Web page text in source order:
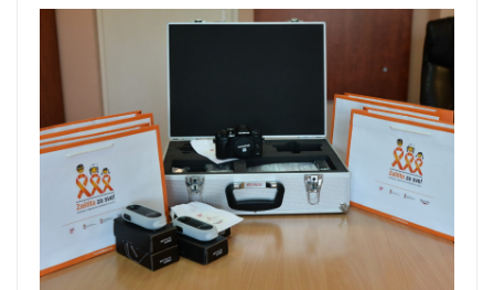
Dermoskopi-
Pregled-za-sve-
dobrocinitim.png